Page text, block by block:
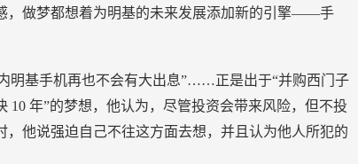
，做梦都想着为明基的未来发展添加新的引擎——手
明基手机再也不会有大出息”……正是出于“并购西门子
10 年”的梦想，他认为，尽管投资会带来风险，但不投
他说强迫自己不往这方面去想，并且认为他人所犯的